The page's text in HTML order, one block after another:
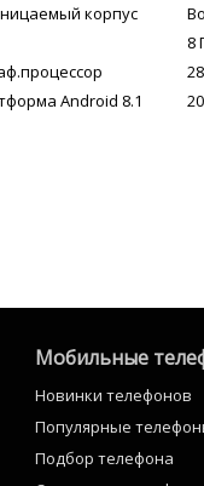
корпус
Android 8.1
8
Мобильные
Новинки телефонов
Популярные
Подбор телефона